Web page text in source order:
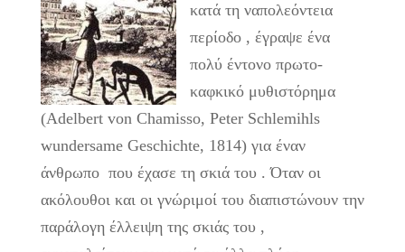
κατά τη ναπολεόντεια
περίοδο , έγραψε ένα
πολύ έντονο πρωτο-
καφκικό μυθιστόρημα
(Adelbert von Chamisso, Peter Schlemihls
wundersame Geschichte, 1814) για έναν
άνθρωπο που έχασε τη σκιά του . Όταν οι
ακόλουθοι και οι γνώριμοί του διαπιστώνουν την
παράλογη έλλειψη της σκιάς του ,